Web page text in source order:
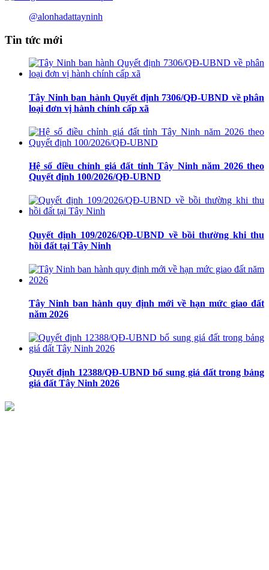
@alonhadattayninh
Tin tức mới
Tây Ninh ban hành Quyết định 7306/QĐ-UBND về phân
loại đơn vị hành chính cấp xã
Hệ số điều chỉnh giá đất tỉnh Tây Ninh năm 2026 theo
Quyết định 100/2026/QĐ-UBND
Quyết định 109/2026/QĐ-UBND về bồi thường khi thu
hồi đất tại Tây Ninh
Tây Ninh ban hành quy định mới về hạn mức giao đất
năm 2026
Quyết định 12388/QĐ-UBND bổ sung giá đất trong bảng
giá đất Tây Ninh 2026